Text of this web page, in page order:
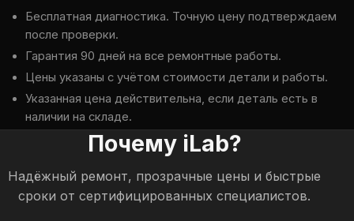
Бесплатная диагностика. Точную цену подтверждаем
после проверки.
Гарантия 90 дней на все ремонтные работы.
Цены указаны с учётом стоимости детали и работы.
Указанная цена действительна, если деталь есть в
наличии на складе.
Почему iLab?
Надёжный ремонт, прозрачные цены и быстрые
сроки от сертифицированных специалистов.